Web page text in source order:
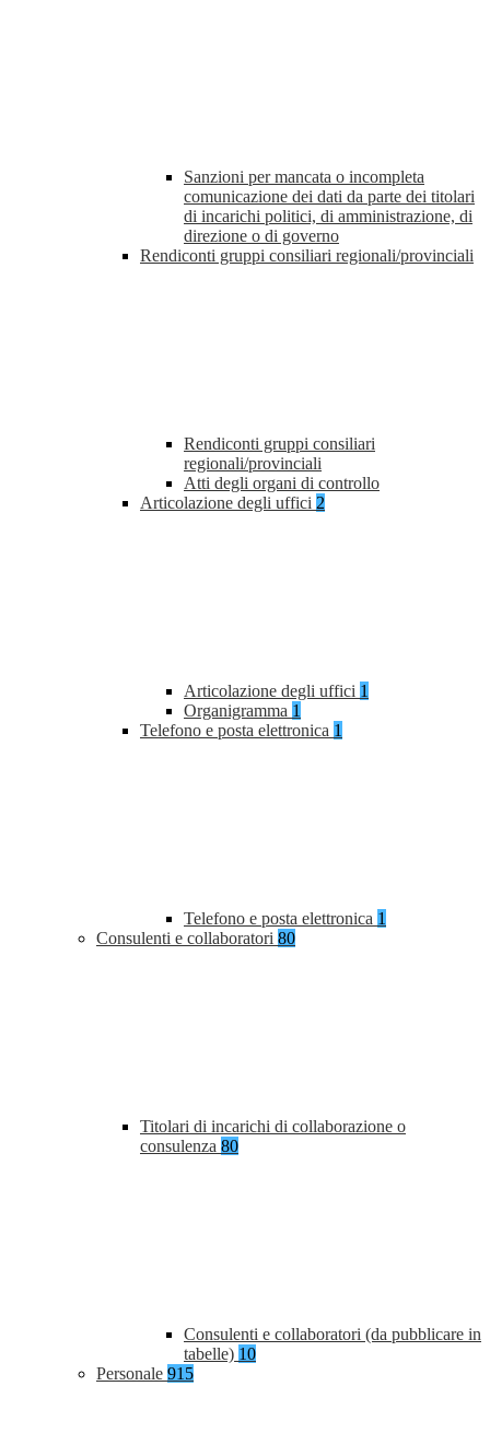
Sanzioni per mancata o incompleta
comunicazione dei dati da parte dei titolari
di incarichi politici, di amministrazione, di
direzione o di governo
Rendiconti gruppi consiliari regionali/provinciali
Rendiconti gruppi consiliari
regionali/provinciali
Atti degli organi di controllo
Articolazione degli uffici 2
Articolazione degli uffici 1
Organigramma 1
Telefono e posta elettronica 1
Telefono e posta elettronica 1
Consulenti e collaboratori 80
Titolari di incarichi di collaborazione o
consulenza 80
Consulenti e collaboratori (da pubblicare in
tabelle) 10
Personale 915